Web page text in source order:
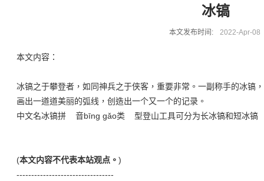
冰镐
本文发布时间: 2022-Apr-08
本文内容：
冰镐之于攀登者，如同神兵之于侠客，重要非常。一副称手的冰镐
画出一道道美丽的弧线，创造出一个又一个的记录。
中文名冰镐拼 音bīng gǎo类 型登山工具可分为长冰镐和短冰镐
(本文内容不代表本站观点。 )
---------------------------------